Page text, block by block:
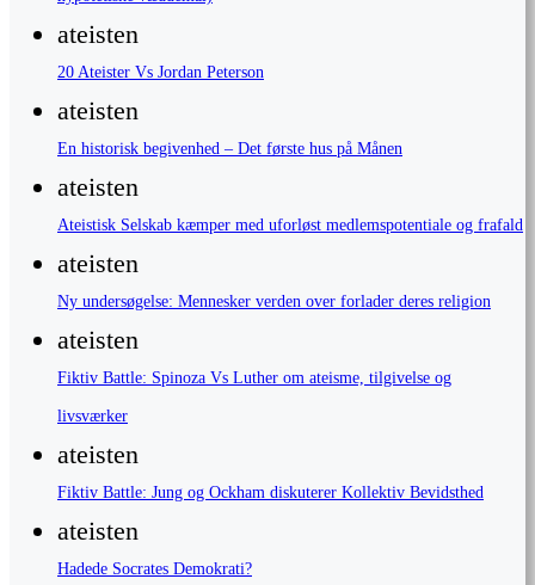
ateisten
20 Ateister Vs Jordan Peterson
ateisten
En historisk begivenhed – Det første hus på Månen
ateisten
Ateistisk Selskab kæmper med uforløst medlemspotentiale og frafald
ateisten
Ny undersøgelse: Mennesker verden over forlader deres religion
ateisten
Fiktiv Battle: Spinoza Vs Luther om ateisme, tilgivelse og
livsværker
ateisten
Fiktiv Battle: Jung og Ockham diskuterer Kollektiv Bevidsthed
ateisten
Hadede Socrates Demokrati?